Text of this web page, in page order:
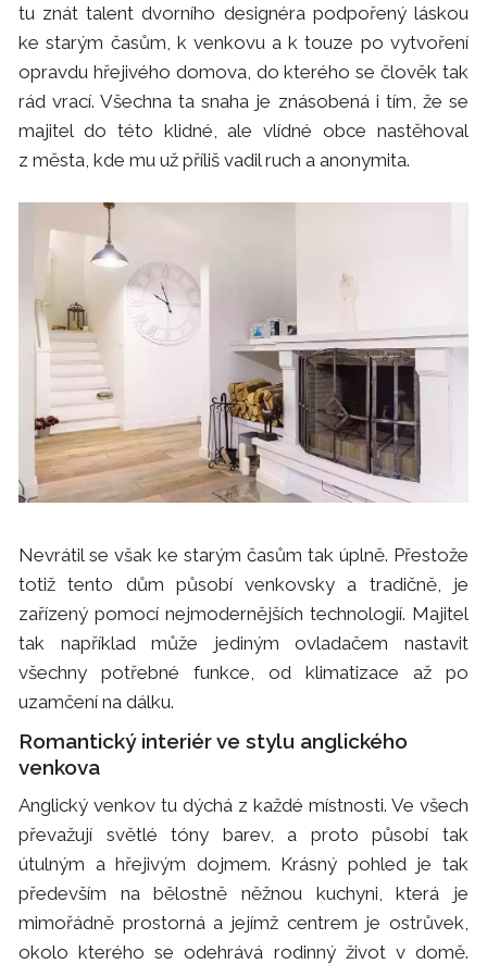
tu znát talent dvorního designéra podpořený láskou
ke starým časům, k venkovu a k touze po vytvoření
opravdu hřejivého domova, do kterého se člověk tak
rád vrací. Všechna ta snaha je znásobená i tím, že se
majitel do této klidné, ale vlídné obce nastěhoval
z města, kde mu už příliš vadil ruch a anonymita.
Nevrátil se však ke starým časům tak úplně. Přestože
totiž tento dům působí venkovsky a tradičně, je
zařízený pomocí nejmodernějších technologií. Majitel
tak například může jediným ovladačem nastavit
všechny potřebné funkce, od klimatizace až po
uzamčení na dálku.
Romantický interiér ve stylu anglického
venkova
Anglický venkov tu dýchá z každé místnosti. Ve všech
převažují světlé tóny barev, a proto působí tak
útulným a hřejivým dojmem. Krásný pohled je tak
především na bělostně něžnou kuchyni, která je
mimořádně prostorná a jejímž centrem je ostrůvek,
okolo kterého se odehrává rodinný život v domě.